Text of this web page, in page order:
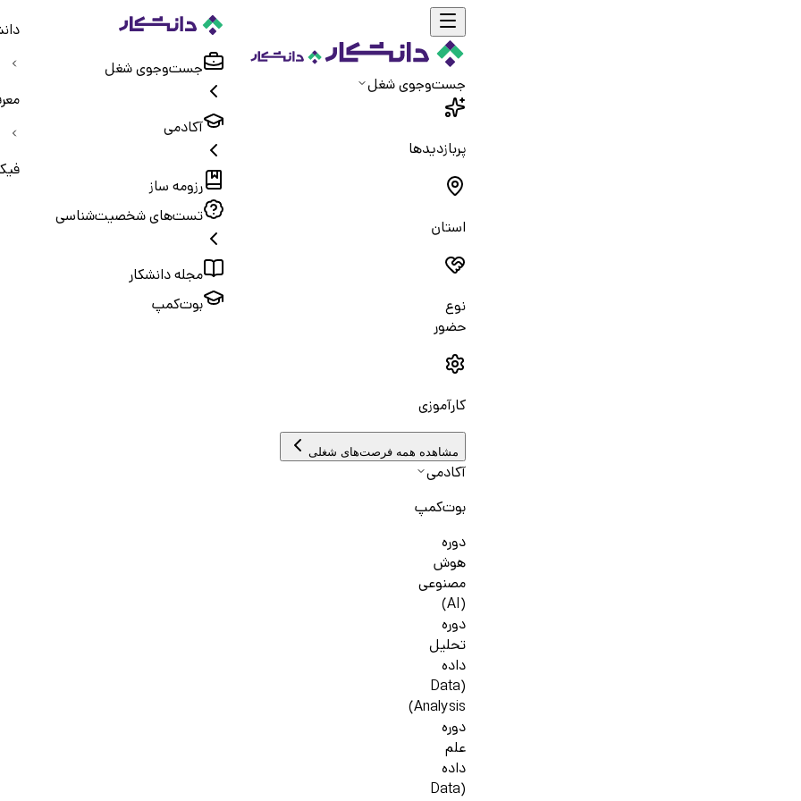
جست‌و‌جوی شغل
پربازدیدها
استان
نوع
حضور
کارآموزی
مشاهده همه فرصت‌های شغلی
آکادمی
بوت‌کمپ
دوره
هوش
مصنوعی
(AI)
دوره
تحلیل
داده
(Data
Analysis)
دوره
علم
داده
(Data
جست‌و‌جوی شغل
آکادمی
رزومه ساز
تست‌های شخصیت‌شناسی
مجله دانشکار
بوت‌کمپ